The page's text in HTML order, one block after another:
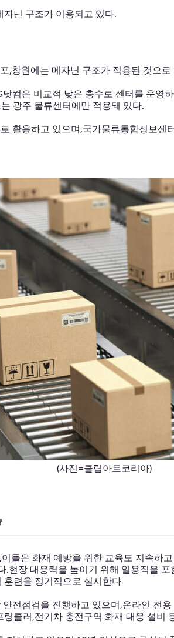
닌 구조가 이용되고 있다.
,창원에는 메자닌 구조가 적용된 것으
컴은 비교적 낮은 층수로 센터를 운영
광주 물류센터에만 적용돼 있다.
활용하고 있으며,국가물류통합정보센
(사진=클립아트코리아)
들은 화재 예방을 위한 교육도 지속하
.현장 대응력을 높이기 위해 일용직을
훈련을 정기적으로 실시한다.
전점검을 진행하고 있으며,온라인 전
클러,전기차 충전구역 화재 대응 설비